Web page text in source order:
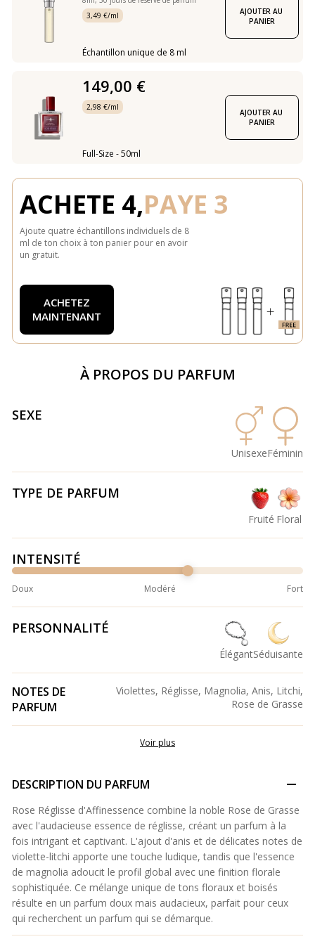
3,49 €/ml
Échantillon unique de 8 ml
AJOUTER AU
PANIER
149,00 €
2,98 €/ml
Full-Size - 50ml
AJOUTER AU
PANIER
ACHETE 4,PAYE 3
Ajoute quatre échantillons individuels de 8
ml de ton choix à ton panier pour en avoir
un gratuit.
ACHETEZ
MAINTENANT
À PROPOS DU PARFUM
SEXE
UnisexeFéminin
TYPE DE PARFUM
Fruité Floral
INTENSITÉ
Doux Modéré Fort
PERSONNALITÉ
ÉlégantSéduisante
NOTES DE
PARFUM
Violettes, Réglisse, Magnolia, Anis, Litchi,
Rose de Grasse
Voir plus
DESCRIPTION DU PARFUM
Rose Réglisse d'Affinessence combine la noble Rose de Grasse
avec l'audacieuse essence de réglisse, créant un parfum à la
fois intrigant et captivant. L'ajout d'anis et de délicates notes de
violette-litchi apporte une touche ludique, tandis que l'essence
de magnolia adoucit le profil global avec une finition florale
sophistiquée. Ce mélange unique de tons floraux et boisés
résulte en un parfum doux mais audacieux, parfait pour ceux
qui recherchent un parfum qui se démarque.